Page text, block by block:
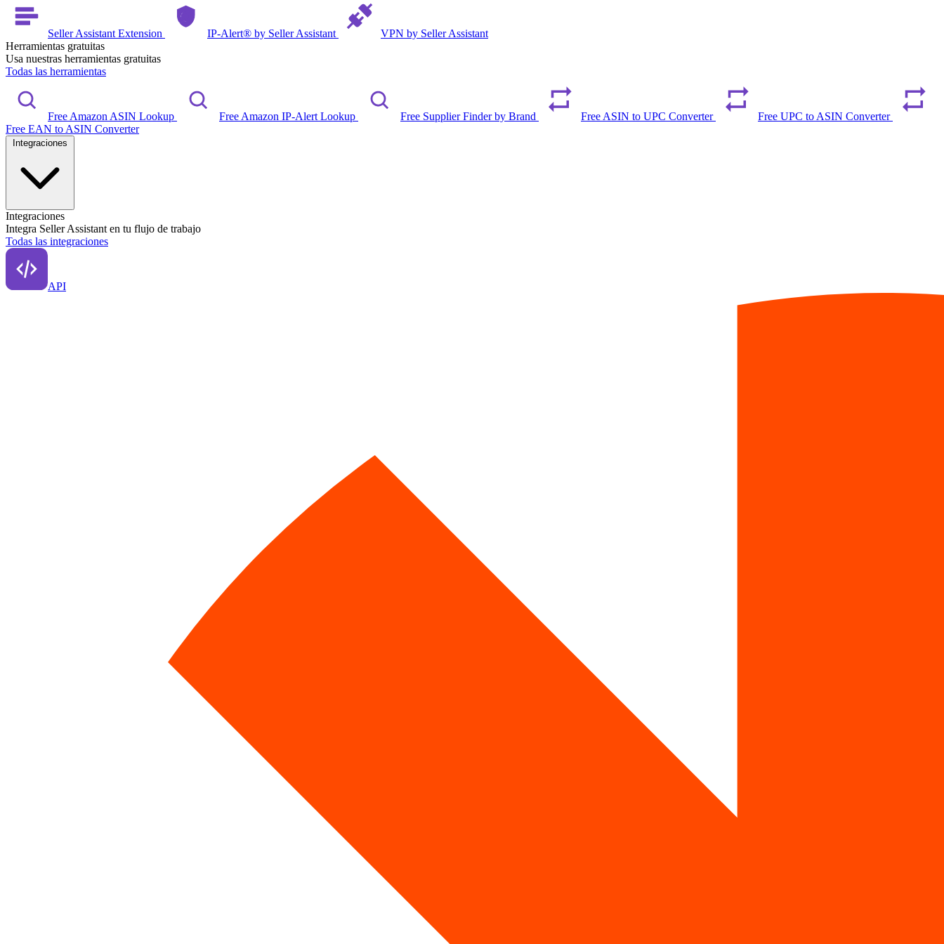
Seller Assistant Extension IP-Alert® by Seller Assistant
VPN by Seller Assistant
Herramientas gratuitas
Usa nuestras herramientas gratuitas
Todas las herramientas
Free Amazon ASIN Lookup Free Amazon IP-Alert Lookup Free Supplier Finder by Brand Free ASIN to UPC Converter
Free UPC to ASIN Converter
Free EAN to ASIN Converter
Integraciones
Integra Seller Assistant en tu flujo de trabajo
Todas las integraciones
API